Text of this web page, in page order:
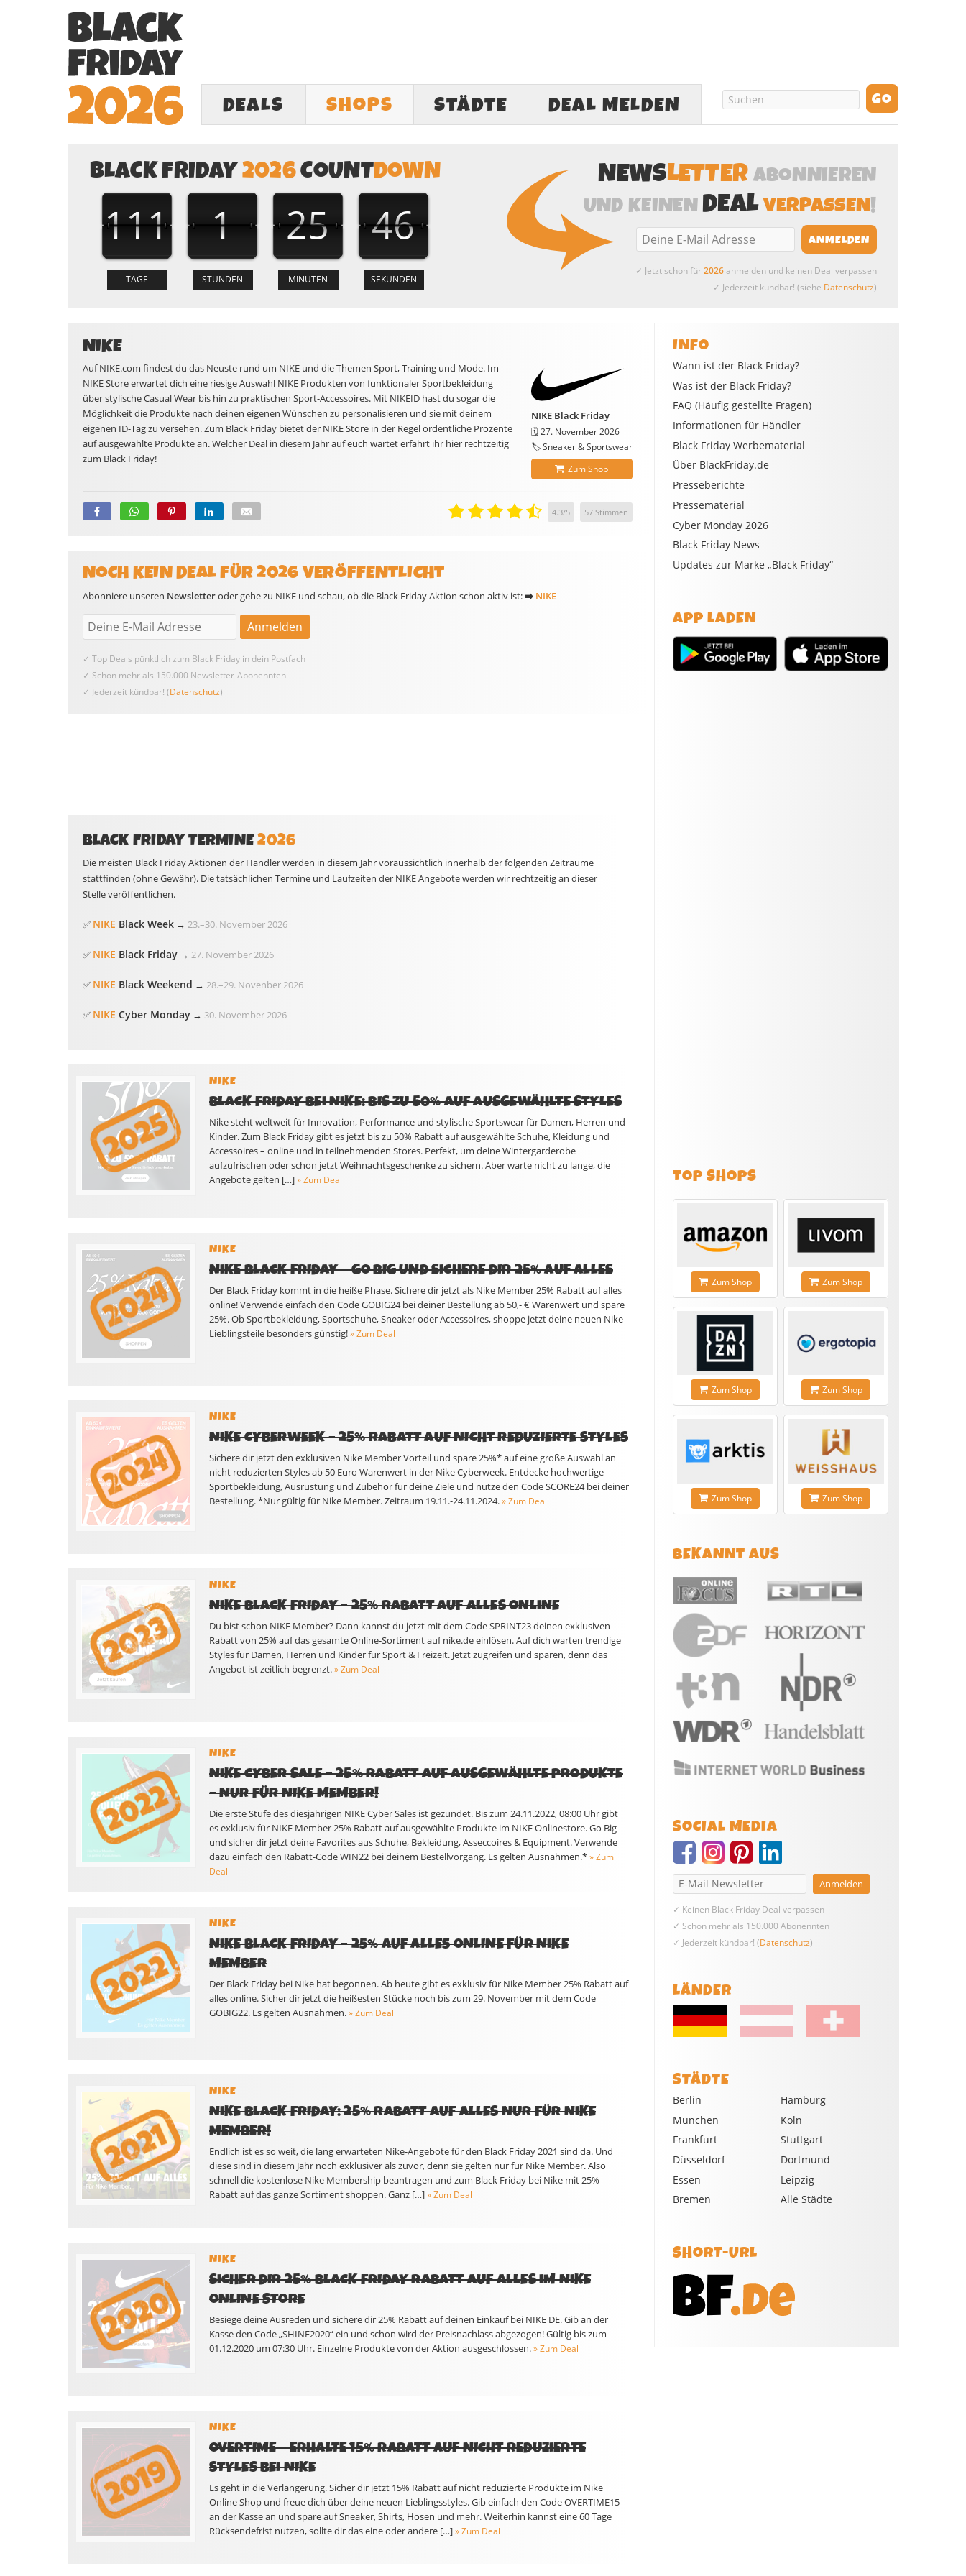
DEALS SHOPS STÄDTE DEAL MELDEN
BLACK FRIDAY2026COUNTDOWN
111 1 25 45
NEWSLETTERABONNIEREN
UND KEINENDEALVERPASSEN!
✓ Jetzt schon für2026anmelden und keinen Deal verpassen
✓ Jederzeit kündbar! (siehe Datenschutz)
NIKE
NIKE Black Friday
🗓️27. November 2026
🏷️ Sneaker & Sportswear
Zum Shop
Auf NIKE.com findest du das Neuste rund um NIKE und die Themen Sport, Training und Mode. Im
NIKE Store erwartet dich eine riesige Auswahl NIKE Produkten von funktionaler Sportbekleidung
über stylische Casual Wear bis hin zu praktischen Sport-Accessoires. Mit NIKEID hast du sogar die
Möglichkeit die Produkte nach deinen eigenen Wünschen zu personalisieren und sie mit deinem
eigenen ID-Tag zu versehen. Zum Black Friday bietet der NIKE Store in der Regel ordentliche Prozente
auf ausgewählte Produkte an. Welcher Deal in diesem Jahr auf euch wartet erfahrt ihr hier rechtzeitig
zum Black Friday!
4.3/5 57Stimmen
NOCH KEIN DEAL FÜR 2026 VERÖFFENTLICHT
Abonniere unseren Newsletteroder gehe zu NIKE und schau, ob die Black Friday Aktion schon aktiv ist:➡️ NIKE
✓ Top Deals pünktlich zum Black Friday in dein Postfach
✓ Schon mehr als 150.000 Newsletter-Abonennten
✓ Jederzeit kündbar! (Datenschutz)
BLACK FRIDAY TERMINE2026
Die meisten Black Friday Aktionen der Händler werden in diesem Jahr voraussichtlich innerhalb der folgenden Zeiträume
stattfinden (ohne Gewähr). Die tatsächlichen Termine und Laufzeiten der NIKE Angebote werden wir rechtzeitig an dieser
Stelle veröffentlichen.
✅ NIKE Black Week → 23.–30. November 2026
✅ NIKE Black Friday → 27. November 2026
✅ NIKE Black Weekend → 28.–29. Novenber 2026
✅ NIKE Cyber Monday → 30. November 2026
NIKE
BLACK FRIDAY BEI NIKE: BIS ZU 50% AUF AUSGEWÄHLTE STYLES
Nike steht weltweit für Innovation, Performance und stylische Sportswear für Damen, Herren und
Kinder. Zum Black Friday gibt es jetzt bis zu 50% Rabatt auf ausgewählte Schuhe, Kleidung und
Accessoires – online und in teilnehmenden Stores. Perfekt, um deine Wintergarderobe
aufzufrischen oder schon jetzt Weihnachtsgeschenke zu sichern. Aber warte nicht zu lange, die
Angebote gelten […] » Zum Deal
NIKE
NIKE BLACK FRIDAY – GO BIG UND SICHERE DIR 25% AUF ALLES
Der Black Friday kommt in die heiße Phase. Sichere dir jetzt als Nike Member 25% Rabatt auf alles
online! Verwende einfach den Code GOBIG24 bei deiner Bestellung ab 50,- € Warenwert und spare
25%. Ob Sportbekleidung, Sportschuhe, Sneaker oder Accessoires, shoppe jetzt deine neuen Nike
Lieblingsteile besonders günstig! » Zum Deal
NIKE
NIKE CYBERWEEK – 25% RABATT AUF NICHT REDUZIERTE STYLES
Sichere dir jetzt den exklusiven Nike Member Vorteil und spare 25%* auf eine große Auswahl an
nicht reduzierten Styles ab 50 Euro Warenwert in der Nike Cyberweek. Entdecke hochwertige
Sportbekleidung, Ausrüstung und Zubehör für deine Ziele und nutze den Code SCORE24 bei deiner
Bestellung. *Nur gültig für Nike Member. Zeitraum 19.11.-24.11.2024. » Zum Deal
NIKE
NIKE BLACK FRIDAY – 25% RABATT AUF ALLES ONLINE
Du bist schon NIKE Member? Dann kannst du jetzt mit dem Code SPRINT23 deinen exklusiven
Rabatt von 25% auf das gesamte Online-Sortiment auf nike.de einlösen. Auf dich warten trendige
Styles für Damen, Herren und Kinder für Sport & Freizeit. Jetzt zugreifen und sparen, denn das
Angebot ist zeitlich begrenzt. » Zum Deal
NIKE
NIKE CYBER SALE – 25% RABATT AUF AUSGEWÄHLTE PRODUKTE
– NUR FÜR NIKE MEMBER!
Die erste Stufe des diesjährigen NIKE Cyber Sales ist gezündet. Bis zum 24.11.2022, 08:00 Uhr gibt
es exklusiv für NIKE Member 25% Rabatt auf ausgewählte Produkte im NIKE Onlinestore. Go Big
und sicher dir jetzt deine Favorites aus Schuhe, Bekleidung, Asseccoires & Equipment. Verwende
dazu einfach den Rabatt-Code WIN22 bei deinem Bestellvorgang. Es gelten Ausnahmen.* » Zum
Deal
NIKE
NIKE BLACK FRIDAY – 25% AUF ALLES ONLINE FÜR NIKE
MEMBER
Der Black Friday bei Nike hat begonnen. Ab heute gibt es exklusiv für Nike Member 25% Rabatt auf
alles online. Sicher dir jetzt die heißesten Stücke noch bis zum 29. November mit dem Code
GOBIG22. Es gelten Ausnahmen. » Zum Deal
NIKE
NIKE BLACK FRIDAY: 25% RABATT AUF ALLES NUR FÜR NIKE
MEMBER!
Endlich ist es so weit, die lang erwarteten Nike-Angebote für den Black Friday 2021 sind da. Und
diese sind in diesem Jahr noch exklusiver als zuvor, denn sie gelten nur für Nike Member. Also
schnell die kostenlose Nike Membership beantragen und zum Black Friday bei Nike mit 25%
Rabatt auf das ganze Sortiment shoppen. Ganz […] » Zum Deal
NIKE
SICHER DIR 25% BLACK FRIDAY RABATT AUF ALLES IM NIKE
ONLINE STORE
Besiege deine Ausreden und sichere dir 25% Rabatt auf deinen Einkauf bei NIKE DE. Gib an der
Kasse den Code „SHINE2020“ ein und schon wird der Preisnachlass abgezogen! Gültig bis zum
01.12.2020 um 07:30 Uhr. Einzelne Produkte von der Aktion ausgeschlossen. » Zum Deal
NIKE
OVERTIME – ERHALTE 15% RABATT AUF NICHT REDUZIERTE
STYLES BEI NIKE
Es geht in die Verlängerung. Sicher dir jetzt 15% Rabatt auf nicht reduzierte Produkte im Nike
Online Shop und freue dich über deine neuen Lieblingsstyles. Gib einfach den Code OVERTIME15
an der Kasse an und spare auf Sneaker, Shirts, Hosen und mehr. Weiterhin kannst eine 60 Tage
Rücksendefrist nutzen, sollte dir das eine oder andere […] » Zum Deal
INFO
Wann ist der Black Friday?
Was ist der Black Friday?
FAQ (Häufig gestellte Fragen)
Informationen für Händler
Black Friday Werbematerial
Über BlackFriday.de
Presseberichte
Pressematerial
Cyber Monday 2026
Black Friday News
Updates zur Marke „Black Friday“
APP LADEN
TOP SHOPS
Zum Shop Zum Shop
Zum Shop Zum Shop
Zum Shop Zum Shop
BEKANNT AUS
SOCIAL MEDIA
✓ Keinen Black Friday Deal verpassen
✓ Schon mehr als 150.000 Abonennten
✓ Jederzeit kündbar! (Datenschutz)
LÄNDER
STÄDTE
Berlin
Hamburg
München
Köln
Frankfurt
Stuttgart
Düsseldorf
Dortmund
Essen
Leipzig
Bremen
Alle Städte
SHORT-URL